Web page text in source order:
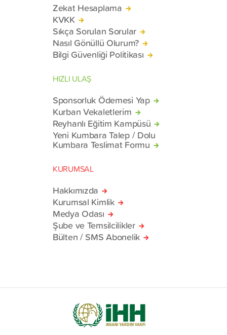
Zekat Hesaplama
KVKK
Sıkça Sorulan Sorular
Nasıl Gönüllü Olurum?
Bilgi Güvenliği Politikası
HIZLI ULAŞ
Sponsorluk Ödemesi Yap
Kurban Vekaletlerim
Reyhanlı Eğitim Kampüsü
Yeni Kumbara Talep / Dolu
Kumbara Teslimat Formu
KURUMSAL
Hakkımızda
Kurumsal Kimlik
Medya Odası
Şube ve Temsilcilikler
Bülten / SMS Abonelik